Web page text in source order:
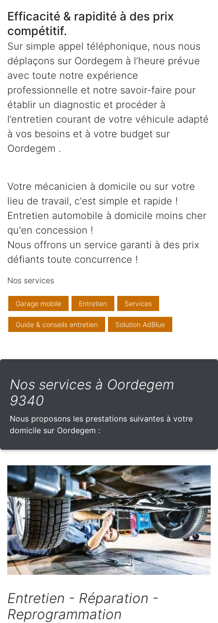
Efficacité & rapidité à des prix
compétitif.
Sur simple appel téléphonique, nous nous
déplaçons sur Oordegem à l’heure prévue
avec toute notre expérience
professionnelle et notre savoir-faire pour
établir un diagnostic et procéder à
l’entretien courant de votre véhicule adapté
à vos besoins et à votre budget sur
Oordegem .
Votre mécanicien à domicile ou sur votre
lieu de travail, c'est simple et rapide !
Entretien automobile à domicile moins cher
qu'en concession !
Nous offrons un service garanti à des prix
défiants toute concurrence !
Nos services
Garage mobile Entretien Services
Guide & conseils entretien Solution AdBlue
Nos services à Oordegem
9340
Nous proposons les prestations suivantes à votre
domicile sur Oordegem :
Entretien - Réparation -
Reprogrammation